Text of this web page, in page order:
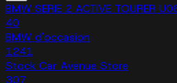
BMW SERIE 2 ACTIVE TOURER
40
BMW d'occasion
1241
Stock Car Avenue Store
307